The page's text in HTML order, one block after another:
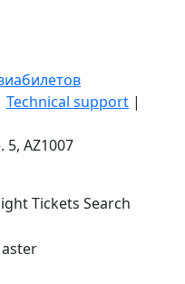
Technical support |
5, AZ1007
Tickets Search